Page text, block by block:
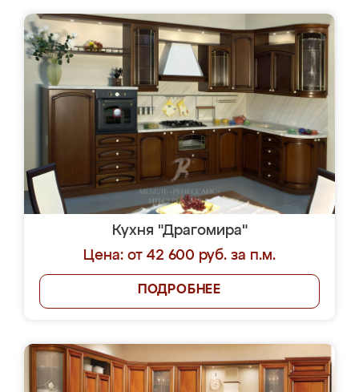
Кухня "Драгомира"
Цена: от 42 600 руб. за п.м.
ПОДРОБНЕЕ